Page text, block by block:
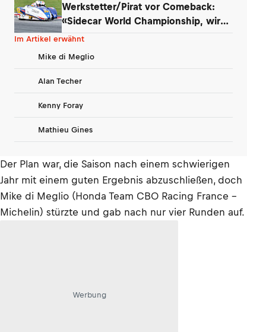
Werkstetter/Pirat vor Comeback:
«Sidecar World Championship, wir
kommen!»
Im Artikel erwähnt
Mike di Meglio
Alan Techer
Kenny Foray
Mathieu Gines
Der Plan war, die Saison nach einem schwierigen
Jahr mit einem guten Ergebnis abzuschließen, doch
Mike di Meglio (Honda Team CBO Racing France -
Michelin) stürzte und gab nach nur vier Runden auf.
Werbung